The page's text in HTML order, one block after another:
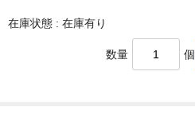
在庫状態 : 在庫有り
数量 個